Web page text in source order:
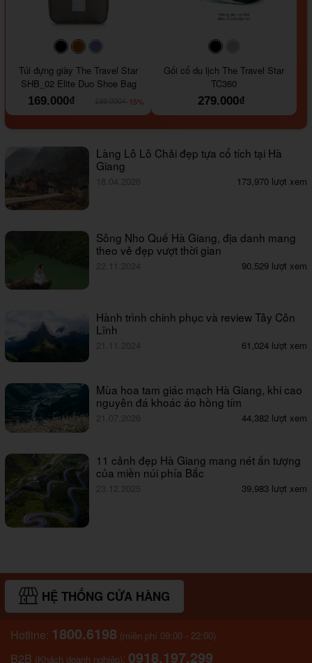
#000000#964B00
Túi đựng giày The Travel Star
SHB_02 Elite Duo Shoe Bag
169.000₫
-15%
Gối cổ du lịch The Travel Star
TC360
279.000₫
Làng Lô Lô Chải đẹp tựa cổ tích tại Hà
Giang
18.04.2026 173,970 lượt xem
Sông Nho Quế Hà Giang, địa danh mang
theo vẻ đẹp vượt thời gian
22.11.2024 90,529 lượt xem
Hành trình chinh phục và review Tây Côn
Lĩnh
21.11.2024 61,024 lượt xem
Mùa hoa tam giác mạch Hà Giang, khi cao
nguyên đá khoác áo hồng tím
21.07.2026 44,382 lượt xem
11 cảnh đẹp Hà Giang mang nét ấn tượng
của miền núi phía Bắc
23.12.2025 39,983 lượt xem
HỆ THỐNG CỬA HÀNG
Hotline: 1800.6198 (miễn phí 09:00 - 22:00)
B2B (Khách doanh nghiệp): 0918.197.299